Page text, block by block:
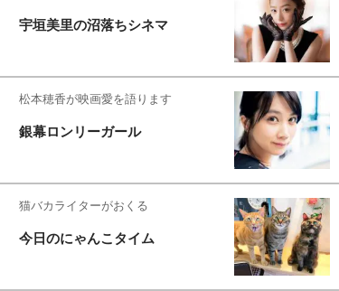
宇垣美里の沼落ちシネマ
松本穂香が映画愛を語ります
銀幕ロンリーガール
猫バカライターがおくる
今日のにゃんこタイム